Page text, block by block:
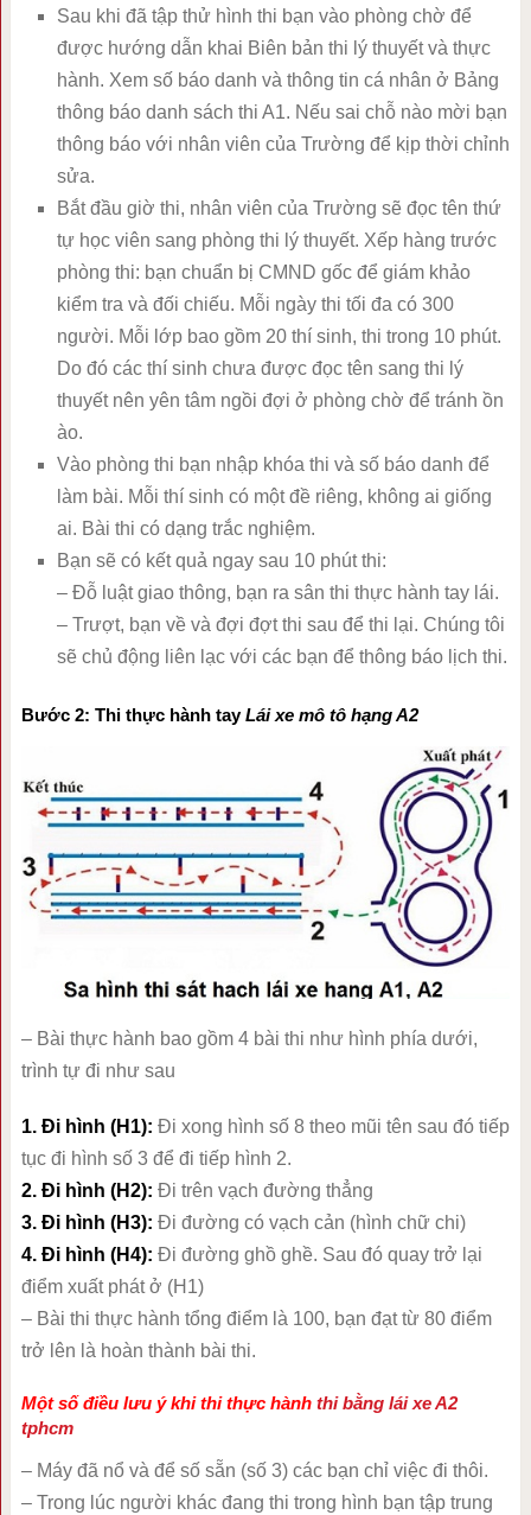
Sau khi đã tập thử hình thi bạn vào phòng chờ để
được hướng dẫn khai Biên bản thi lý thuyết và thực
hành. Xem số báo danh và thông tin cá nhân ở Bảng
thông báo danh sách thi A1. Nếu sai chỗ nào mời bạn
thông báo với nhân viên của Trường để kịp thời chỉnh
sửa.
Bắt đầu giờ thi, nhân viên của Trường sẽ đọc tên thứ
tự học viên sang phòng thi lý thuyết. Xếp hàng trước
phòng thi: bạn chuẩn bị CMND gốc để giám khảo
kiểm tra và đối chiếu. Mỗi ngày thi tối đa có 300
người. Mỗi lớp bao gồm 20 thí sinh, thi trong 10 phút.
Do đó các thí sinh chưa được đọc tên sang thi lý
thuyết nên yên tâm ngồi đợi ở phòng chờ để tránh ồn
ào.
Vào phòng thi bạn nhập khóa thi và số báo danh để
làm bài. Mỗi thí sinh có một đề riêng, không ai giống
ai. Bài thi có dạng trắc nghiệm.
Bạn sẽ có kết quả ngay sau 10 phút thi:
– Đỗ luật giao thông, bạn ra sân thi thực hành tay lái.
– Trượt, bạn về và đợi đợt thi sau để thi lại. Chúng tôi
sẽ chủ động liên lạc với các bạn để thông báo lịch thi.
Bước 2: Thi thực hành tayLái xe mô tô hạng A2
– Bài thực hành bao gồm 4 bài thi như hình phía dưới,
trình tự đi như sau
1. Đi hình (H1): Đi xong hình số 8 theo mũi tên sau đó tiếp
tục đi hình số 3 để đi tiếp hình 2.
2. Đi hình (H2): Đi trên vạch đường thẳng
3. Đi hình (H3): Đi đường có vạch cản (hình chữ chi)
4. Đi hình (H4): Đi đường ghồ ghề. Sau đó quay trở lại
điểm xuất phát ở (H1)
– Bài thi thực hành tổng điểm là 100, bạn đạt từ 80 điểm
trở lên là hoàn thành bài thi.
Một số điều lưu ý khi thi thực hành thi bằng lái xe A2
tphcm
– Máy đã nổ và để số sẵn (số 3) các bạn chỉ việc đi thôi.
– Trong lúc người khác đang thi trong hình bạn tập trung